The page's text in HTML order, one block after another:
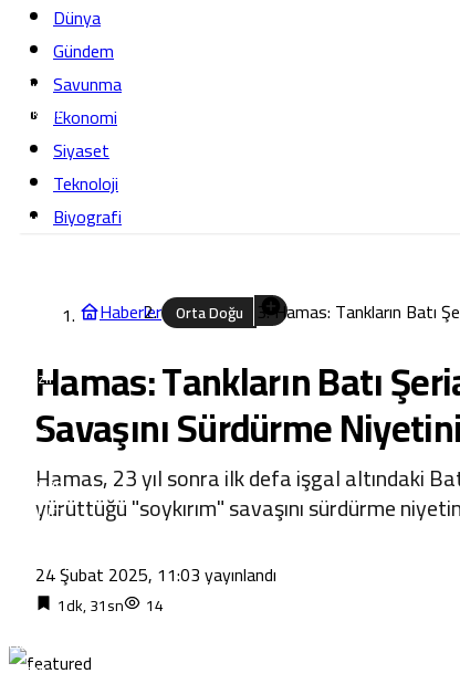
Ankara
Antalya
Artvin
Aydın
Balıkesir
Bilecik
Bitlis
Bolu
Denizli
Diyarbakır
Edirne
Erzincan
Erzurum
Gaziantep
Giresun
Gümüşhane
Hakkari
Hatay
Dünya
Gündem
Savunma
Ekonomi
Siyaset
Teknoloji
Biyografi
Haberler Orta Doğu Hamas: Tankların Batı
Hamas: Tankların Batı
Savaşını Sürdürme
Hamas, 23 yıl sonra ilk defa işgal altındaki
yürüttüğü "soykırım" savaşını sürdürme
24 Şubat 2025, 11:03yayınlandı
1dk, 31sn 14